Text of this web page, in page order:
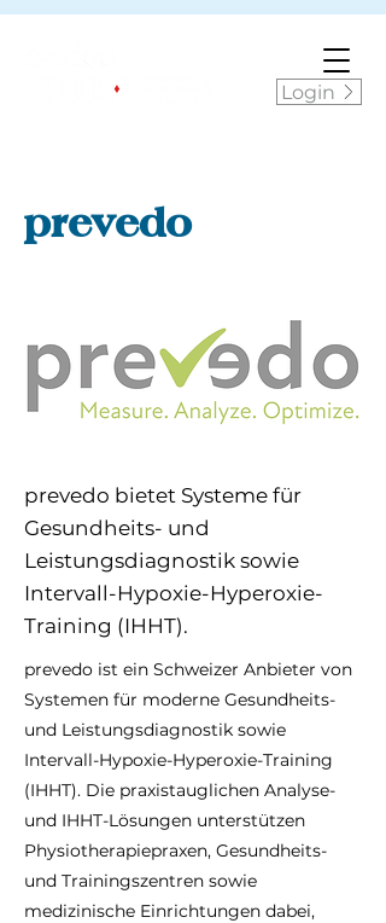
Login
prevedo
prevedo bietet Systeme für
Gesundheits- und
Leistungsdiagnostik sowie
Intervall-Hypoxie-Hyperoxie-
Training (IHHT).
prevedo ist ein Schweizer Anbieter von
Systemen für moderne Gesundheits-
und Leistungsdiagnostik sowie
Intervall-Hypoxie-Hyperoxie-Training
(IHHT). Die praxistauglichen Analyse-
und IHHT-Lösungen unterstützen
Physiotherapiepraxen, Gesundheits-
und Trainingszentren sowie
medizinische Einrichtungen dabei,